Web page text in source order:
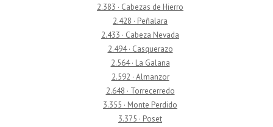
2.383 · Cabezas de Hierro
2.428 · Peñalara
2.433 · Cabeza Nevada
2.494 · Casquerazo
2.564 · La Galana
2.592 · Almanzor
2.648 · Torrecerredo
3.355 · Monte Perdido
3.375 · Poset